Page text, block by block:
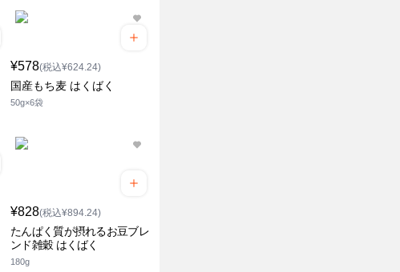
¥578(税込¥624.24)
国産もち麦 はくばく
50g×6袋
¥828(税込¥894.24)
たんぱく質が摂れるお豆ブレ
ンド雑穀 はくばく
180g